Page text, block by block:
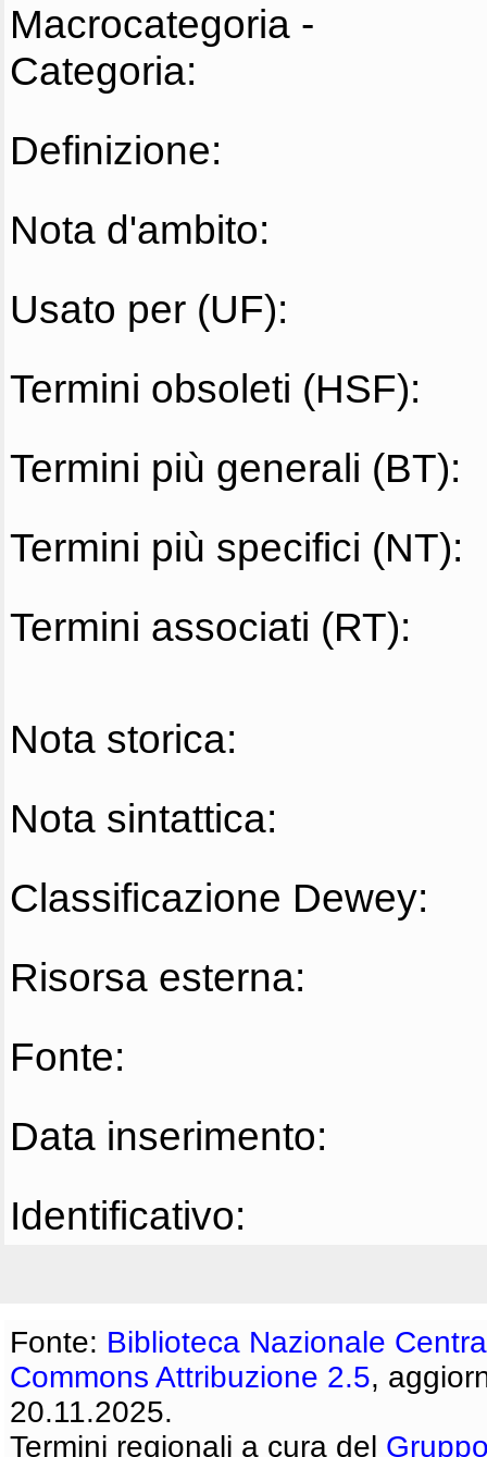
Macrocategoria -
Categoria:
Definizione:
Nota d'ambito:
Usato per (UF):
Termini obsoleti (HSF):
Termini più generali (BT):
Termini più specifici (NT):
Termini associati (RT):
Nota storica:
Nota sintattica:
Classificazione Dewey:
Risorsa esterna:
Fonte:
Data inserimento:
Identificativo:
Fonte: Biblioteca Nazionale
Commons Attribuzione 2.5,
20.11.2025.
Termini regionali a cura del